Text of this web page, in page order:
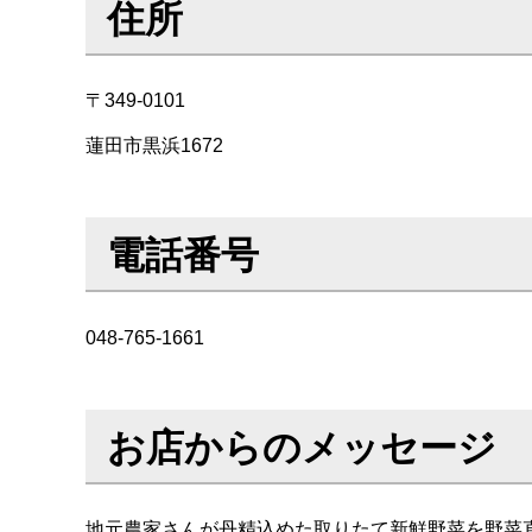
住所
〒349-0101
蓮田市黒浜1672
電話番号
048-765-1661
お店からのメッセージ